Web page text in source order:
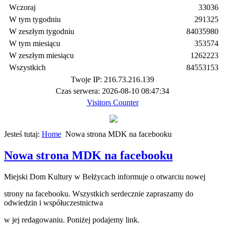
Wczoraj
W tym tygodniu
W zeszłym tygodniu
W tym miesiącu
W zeszłym miesiącu
Wszystkich
33036
291325
84035980
353574
1262223
84553153
Twoje IP: 216.73.216.139
Czas serwera: 2026-08-10 08:47:34
Visitors Counter
Jesteś tutaj: Home Nowa strona MDK na facebooku
Nowa strona MDK na facebooku
Miejski Dom Kultury w Bełżycach informuje o otwarciu nowej
strony na facebooku. Wszystkich serdecznie zapraszamy do
odwiedzin i współuczestnictwa
w jej redagowaniu. Poniżej podajemy link.